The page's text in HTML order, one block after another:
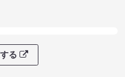
る